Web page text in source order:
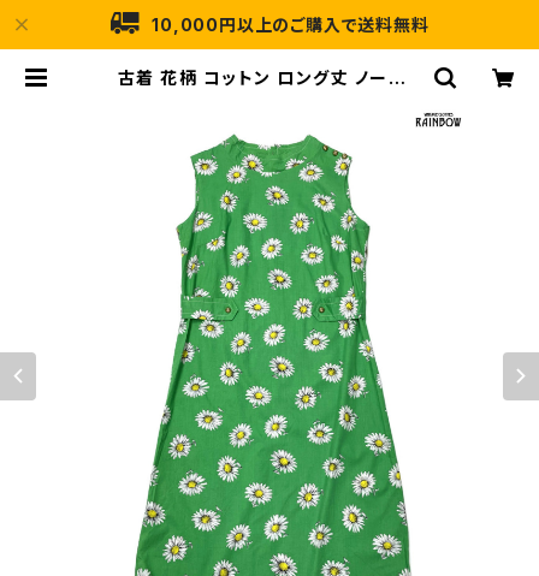
10,000円以上のご購入で送料無料
古着 花柄 コットン ロング丈 ノースリ